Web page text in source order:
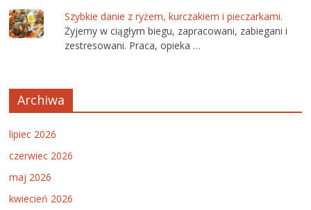
Szybkie danie z ryżem, kurczakiem i pieczarkami.
Żyjemy w ciągłym biegu, zapracowani, zabiegani i
zestresowani. Praca, opieka …
Archiwa
lipiec 2026
czerwiec 2026
maj 2026
kwiecień 2026